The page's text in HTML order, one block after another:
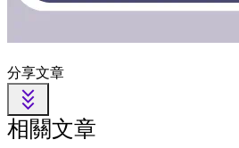
分享文章
相關文章